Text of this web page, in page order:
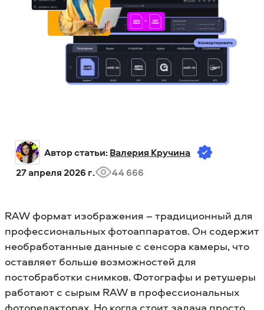
Автор статьи: Валерия Кручина
27 апреля 2026 г.
44 666
RAW формат изображения – традиционный для
профессиональных фотоаппаратов. Он содержит
необработанные данные с сенсора камеры, что
оставляет больше возможностей для
постобработки снимков. Фотографы и ретушеры
работают с сырым RAW в профессиональных